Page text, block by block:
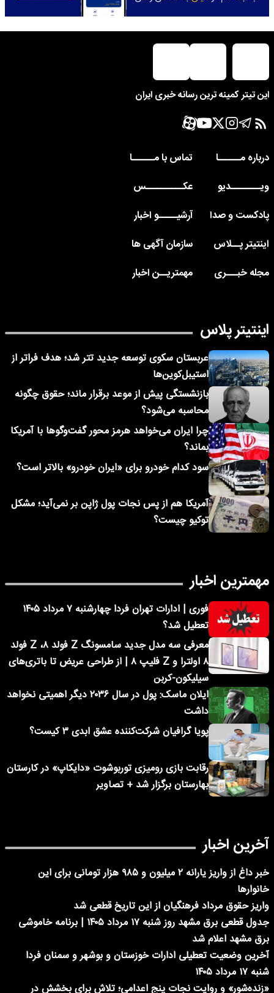
این تیتر کمینه ترین رسانه خبری ایران
درباره مــــــا
تماس با مــــــا
ویــــــــدیو
عکــــــــــس
پادکست و صدا
آرشیـــــو اخبار
اینتیتر پــلاس
سازمان آگهی ها
مجله خبـــری
مهمتریــن اخبار
اینتیتر پلاس
عربستان سکوی توسعه جدید تتر شد؛ هدف فراتر از
استیبل‌کوین‌ها
بازنشستگی پیش از موعد برقرار ماند؛ حقوق چگونه
محاسبه می‌شود؟
چرا ایران می‌خواهد هرمز محور گفت‌وگوها با آمریکا
بماند؟
سود کدام خودرو برای «ایران خودرو» بالاتر است؟
آمریکا هم از پس نجات پول ژاپن بر نمی‌آید؛ مشکل
توکیو چیست؟
مهمترین اخبار
فوری | ادارات تهران فردا چهارشنبه ۷ مرداد ۱۴۰۵
تعطیل شد؟
معرفی سه مدل جدید سامسونگ Z فولد ۸، Z فولد
۸ اولترا و Z فلیپ ۸ | از طراحی عریض تا باتری‌های
سیلیکون-کربن
ایلان ماسک: پول در سال ۲۰۳۶ دیگر اهمیتی نخواهد
داشت
پویا گرافیان شرکت‌کننده عشق ابدی ۳ کیست؟
رقابت بازی رومیزی توربوشوت «دایکاپ» در کارستان
بهارستان برگزار شد + تصاویر
آخرین اخبار
خبر داغ از واریز یارانه ۲ میلیون و ۹۸۵ هزار تومانی برای این
خانوارها
واریز حقوق مرداد فرهنگیان از این تاریخ قطعی شد
جدول قطعی برق مشهد روز شنبه ۱۷ مرداد ۱۴۰۵ | برنامه خاموشی
برق مشهد اعلام شد
آخرین وضعیت تعطیلی ادارات خوزستان و بوشهر و سمنان فردا
شنبه ۱۷ مرداد ۱۴۰۵
«زنده‌شور» و روایت نجات پنج اعدامی؛ تلاش برای بخشش در